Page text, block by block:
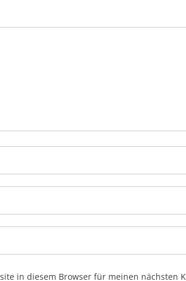
in diesem Browser für meinen nächsten